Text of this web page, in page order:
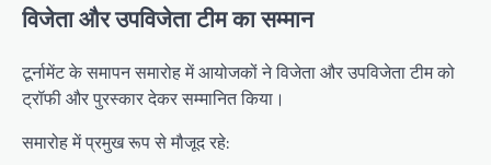
विजेता और उपविजेता टीम का सम्मान
टूर्नामेंट के समापन समारोह में आयोजकों ने विजेता और उपविजेता टीम को
ट्रॉफी और पुरस्कार देकर सम्मानित किया।
समारोह में प्रमुख रूप से मौजूद रहे: